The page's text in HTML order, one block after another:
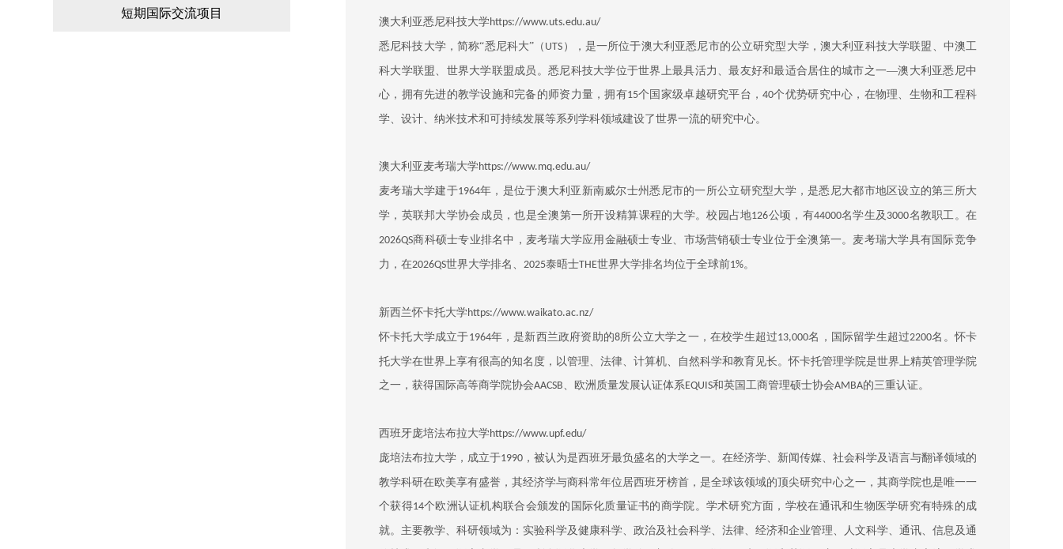
短期国际交流项目
澳大利亚悉尼科技大学https://www.uts.edu.au/
悉尼科技大学，简称“悉尼科大”（ UTS ），是一所位于澳大利亚悉尼市的公立研究型大学，澳大利亚科技大学联盟、中澳工
科大学联盟、世界大学联盟成员。悉尼科技大学位于世界上最具活力、最友好和最适合居住的城市之一—澳大利亚悉尼中
心，拥有先进的教学设施和完备的师资力量，拥有15个国家级卓越研究平台，40个优势研究中心，在物理、生物和工程科
学、设计、纳米技术和可持续发展等系列学科领域建设了世界一流的研究中心。
澳大利亚麦考瑞大学https://www.mq.edu.au/
麦考瑞大学建于1964年，是位于澳大利亚新南威尔士州悉尼市的一所公立研究型大学，是悉尼大都市地区设立的第三所大
学，英联邦大学协会成员，也是全澳第一所开设精算课程的大学。校园占地126公顷，有44000名学生及 3000名教职工。在
2026QS商科硕士专业排名中，麦考瑞大学应用金融硕士专业、市场营销硕士专业位于全澳第一。麦考瑞大学具有国际竞争
力，在2026QS世界大学排名、 2025泰晤士THE世界大学排名均位于全球前1%。
新西兰怀卡托大学https://www.waikato.ac.nz/
怀卡托大学成立于1964年，是新西兰政府资助的8所公立大学之一，在校学生超过13,000名，国际留学生超过2200名。怀卡
托大学在世界上享有很高的知名度，以管理、法律、计算机、自然科学和教育见长。怀卡托管理学院是世界上精英管理学院
之一，获得国际高等商学院协会AACSB、欧洲质量发展认证体系EQUIS和英国工商管理硕士协会AMBA的三重认证。
西班牙庞培法布拉大学https://www.upf.edu/
庞培法布拉大学，成立于1990 ，被认为是西班牙最负盛名的大学之一。在经济学、新闻传媒、社会科学及语言与翻译领域的
教学科研在欧美享有盛誉，其经济学与商科常年位居西班牙榜首，是全球该领域的顶尖研究中心之一，其商学院也是唯一一
个获得14个欧洲认证机构联合会颁发的国际化质量证书的商学院。学术研究方面，学校在通讯和生物医学研究有特殊的成
就。主要教学、科研领域为：实验科学及健康科学、政治及社会科学、法律、经济和企业管理、人文科学、通讯、信息及通